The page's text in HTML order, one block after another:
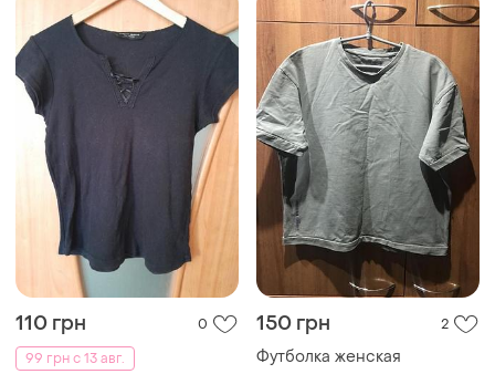
110 грн
0
99 грн с 13 авг.
150 грн 2
Футболка женская